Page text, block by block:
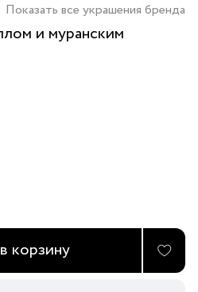
Показать все украшения бренда
и муранским
корзину